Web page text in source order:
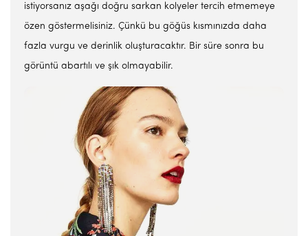
istiyorsanız aşağı doğru sarkan kolyeler tercih etmemeye
özen göstermelisiniz. Çünkü bu göğüs kısmınızda daha
fazla vurgu ve derinlik oluşturacaktır. Bir süre sonra bu
görüntü abartılı ve şık olmayabilir.